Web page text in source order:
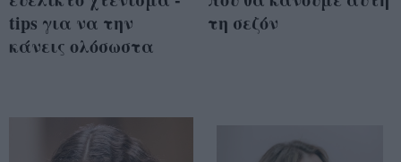
tips για να την
κάνεις ολόσωστα
τη σεζόν